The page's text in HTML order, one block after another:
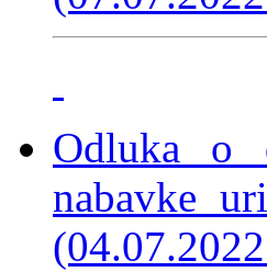
Odluka o
nabavke